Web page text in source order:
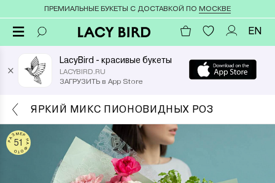
ПРЕМИАЛЬНЫЕ БУКЕТЫ С ДОСТАВКОЙ ПО МОСКВЕ
EN
×
LacyBird - красивые букеты
LACYBIRD.RU
ЗАГРУЗИТЬ в App Store
ЯРКИЙ МИКС ПИОНОВИДНЫХ РОЗ
РАЗМЕР НА ФОТО
51